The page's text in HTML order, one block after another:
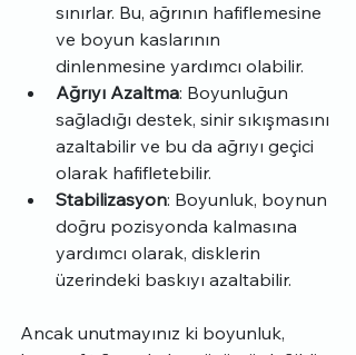
sınırlar. Bu, ağrının hafiflemesine
ve boyun kaslarının
dinlenmesine yardımcı olabilir.
Ağrıyı Azaltma: Boyunluğun
sağladığı destek, sinir sıkışmasını
azaltabilir ve bu da ağrıyı geçici
olarak hafifletebilir.
Stabilizasyon: Boyunluk, boynun
doğru pozisyonda kalmasına
yardımcı olarak, disklerin
üzerindeki baskıyı azaltabilir.
Ancak unutmayınız ki boyunluk,